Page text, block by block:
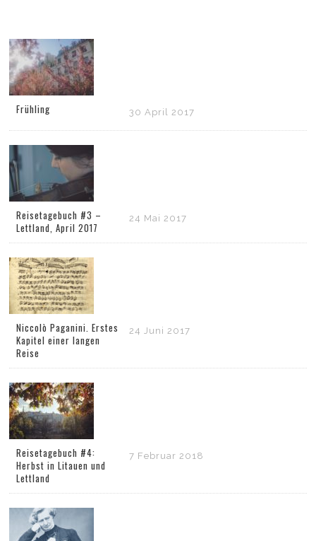
Frühling 30 April 2017
Reisetagebuch #3 –
Lettland, April 2017
24 Mai 2017
Niccolò Paganini. Erstes
Kapitel einer langen
Reise
24 Juni 2017
Reisetagebuch #4:
Herbst in Litauen und
Lettland
7 Februar 2018